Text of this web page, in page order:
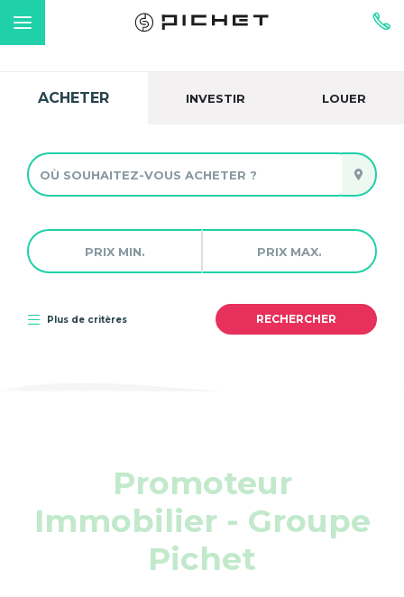
ACHETER INVESTIR LOUER
Plus de critères
Plus de critères
Plus de critères
Promoteur
Immobilier - Groupe
Pichet